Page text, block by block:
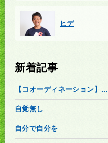
ヒデ
新着記事
【コオーディネーション】...
自覚無し
自分で自分を